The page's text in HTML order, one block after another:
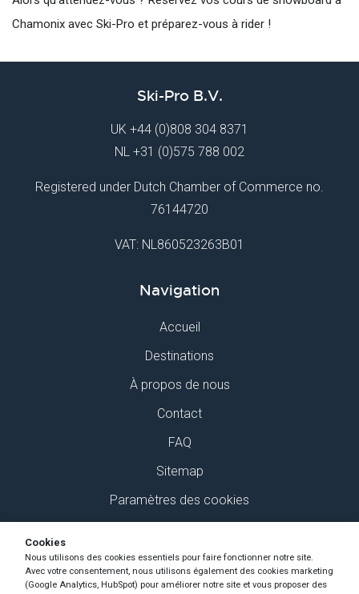
Chamonix avec Ski-Pro et préparez-vous à rider !
Ski-Pro B.V.
UK +44 (0)808 304 8371
NL +31 (0)575 788 002
Registered under Dutch Chamber of Commerce no.
76144720
VAT: NL860523263B01
Navigation
Accueil
Destinations
À propos de nous
Contact
FAQ
Sitemap
Paramètres des cookies
Retrouvez-nous sur Social Media
Cookies
Nous utilisons des cookies essentiels pour faire fonctionner notre site.
Avec votre consentement, nous utilisons également des cookies marketing
(Google Analytics, HubSpot) pour améliorer notre site et vous proposer des